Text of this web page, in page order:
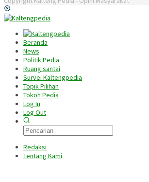
Beranda
News
Politik Pedia
Ruang santai
Survei Kaltengpedia
Topik Pilihan
Tokoh Pedia
Log In
Log Out
Redaksi
Tentang Kami